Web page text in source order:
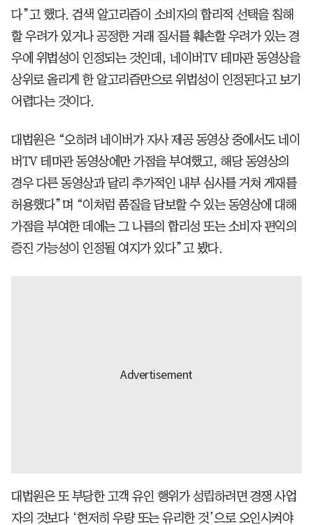
다”고 했다. 검색 알고리즘이 소비자의 합리적 선택을 침해
할 우려가 있거나 공정한 거래 질서를 훼손할 우려가 있는 경
우에 위법성이 인정되는 것인데, 네이버TV 테마관 동영상을
상위로 올리게 한 알고리즘만으로 위법성이 인정된다고 보기
어렵다는 것이다.
대법원은 “오히려 네이버가 자사 제공 동영상 중에서도 네이
버TV 테마관 동영상에만 가점을 부여했고, 해당 동영상의
경우 다른 동영상과 달리 추가적인 내부 심사를 거쳐 게재를
허용했다”며 “이처럼 품질을 담보할 수 있는 동영상에 대해
가점을 부여한 데에는 그 나름의 합리성 또는 소비자 편익의
증진 가능성이 인정될 여지가 있다”고 봤다.
대법원은 또 부당한 고객 유인 행위가 성립하려면 경쟁 사업
자의 것보다 ‘현저히 우량 또는 유리한 것’으로 오인시켜야